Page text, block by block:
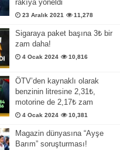
rakıya yöneldi
23 Aralık 2021 11,278
Sigaraya paket başına 3₺ bir
zam daha!
4 Ocak 2024 10,816
ÖTV’den kaynaklı olarak
benzinin litresine 2,31₺,
motorine de 2,17₺ zam
4 Ocak 2024 10,381
Magazin dünyasına “Ayşe
Barım” soruşturması!